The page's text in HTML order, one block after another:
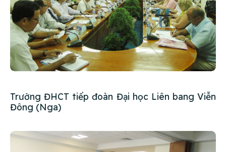
Trường ĐHCT tiếp đoàn Đại học Liên bang Viễn
Đông (Nga)